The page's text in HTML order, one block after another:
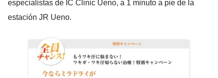
especialistas de IC Clinic Ueno, a 1 minuto a pie de la
estación JR Ueno.